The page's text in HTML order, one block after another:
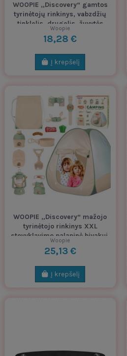
WOOPIE „Discovery“ gamtos
tyrinėtojų rinkinys, vabzdžių
tinklelis, drugelis, žuvytės
indas
Woopie
18,28 €
Į krepšelį
WOOPIE „Discovery“ mažojo
tyrinėtojo rinkinys XXL
stovyklavimo palapinė bivakui,
15 vnt.
Woopie
25,13 €
Į krepšelį